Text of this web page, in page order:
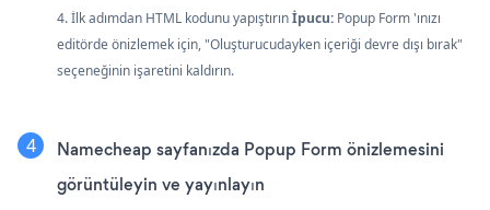
4. İlk adımdan HTML kodunu yapıştırınİpucu: Popup Form 'ınızı
editörde önizlemek için, "Oluşturucudayken içeriği devre dışı bırak"
seçeneğinin işaretini kaldırın.
Namecheap sayfanızda Popup Form önizlemesini
görüntüleyin ve yayınlayın